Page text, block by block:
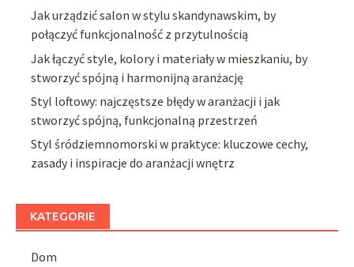
Jak urządzić salon w stylu skandynawskim, by
połączyć funkcjonalność z przytulnością
Jak łączyć style, kolory i materiały w mieszkaniu, by
stworzyć spójną i harmonijną aranżację
Styl loftowy: najczęstsze błędy w aranżacji i jak
stworzyć spójną, funkcjonalną przestrzeń
Styl śródziemnomorski w praktyce: kluczowe cechy,
zasady i inspiracje do aranżacji wnętrz
KATEGORIE
Dom